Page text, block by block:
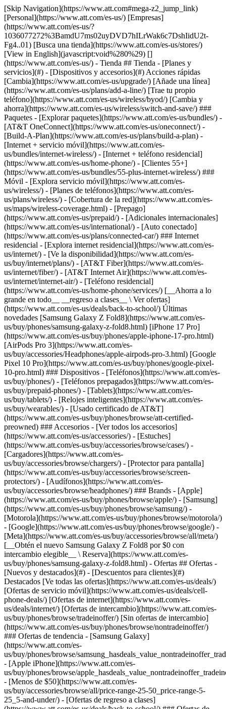
[Skip Navigation](https://www.att.com#mega-z2_jump_link) [Personal](https://www.att.com/es-us/) [Empresas](https://www.att.com/es-us/?1036077272%3BamdU7ms02uyDVD7hILrWak6c7DshIidU2t-Fg4..01) [Busca una tienda](https://www.att.com/es-us/stores/) [View in English](javascript:void%280%29) [](https://www.att.com/es-us/) - Tienda ## Tienda - [Planes y servicios](#) - [Dispositivos y accesorios](#) Acciones rápidas [Cambia](https://www.att.com/es-us/upgrade/) [Añade una línea](https://www.att.com/es-us/plans/add-a-line/) [Trae tu propio teléfono](https://www.att.com/es-us/wireless/byod/) [Cambia y ahorra](https://www.att.com/es-us/wireless/switch-and-save/) ### Paquetes - [Explorar paquetes](https://www.att.com/es-us/bundles/) - [AT&T OneConnect](https://www.att.com/es-us/oneconnect/) - [Build-A-Plan](https://www.att.com/es-us/plans/build-a-plan) - [Internet + servicio móvil](https://www.att.com/es-us/bundles/internet-wireless/) - [Internet + teléfono residencial](https://www.att.com/es-us/home-phone/) - [Clientes 55+](https://www.att.com/es-us/bundles/55-plus-internet-wireless/) ### Móvil - [Explora servicio móvil](https://www.att.com/es-us/wireless/) - [Planes de teléfonos](https://www.att.com/es-us/plans/wireless/) - [Cobertura de la red](https://www.att.com/es-us/maps/wireless-coverage.html) - [Prepago](https://www.att.com/es-us/prepaid/) - [Adicionales internacionales](https://www.att.com/es-us/international/) - [Auto conectado](https://www.att.com/es-us/plans/connected-car/) ### Internet residencial - [Explora internet residencial](https://www.att.com/es-us/internet/) - [Ve la disponibilidad](https://www.att.com/es-us/buy/internet/plans/) - [AT&T Fiber](https://www.att.com/es-us/internet/fiber/) - [AT&T Internet Air](https://www.att.com/es-us/internet/internet-air/) - [Teléfono residencial](https://www.att.com/es-us/home-phone/services/) [__Ahorra a lo grande en todo__ __regreso a clases__ \ Ver ofertas](https://www.att.com/es-us/deals/back-to-school/) Últimas novedades [Samsung Galaxy Z Fold8](https://www.att.com/es-us/buy/phones/samsung-galaxy-z-fold8.html) [iPhone 17 Pro](https://www.att.com/es-us/buy/phones/apple-iphone-17-pro.html) [AirPods Pro 3](https://www.att.com/es-us/buy/accessories/Headphones/apple-airpods-pro-3.html) [Google Pixel 10 Pro](https://www.att.com/es-us/buy/phones/google-pixel-10-pro.html) ### Dispositivos - [Teléfonos](https://www.att.com/es-us/buy/phones/) - [Teléfonos prepagados](https://www.att.com/es-us/buy/prepaid-phones/) - [Tablets](https://www.att.com/es-us/buy/tablets/) - [Relojes inteligentes](https://www.att.com/es-us/buy/wearables/) - [Usado certificado de AT&T](https://www.att.com/es-us/buy/phones/browse/att-certified-preowned) ### Accesorios - [Ver todos los accesorios](https://www.att.com/es-us/accessories/) - [Estuches](https://www.att.com/es-us/buy/accessories/browse/cases/) - [Cargadores](https://www.att.com/es-us/buy/accessories/browse/chargers/) - [Protector para pantalla](https://www.att.com/es-us/buy/accessories/browse/screen-protectors/) - [Audífonos](https://www.att.com/es-us/buy/accessories/browse/headphones/) ### Brands - [Apple](https://www.att.com/es-us/buy/phones/browse/apple/) - [Samsung](https://www.att.com/es-us/buy/phones/browse/samsung/) - [Motorola](https://www.att.com/es-us/buy/phones/browse/motorola/) - [Google](https://www.att.com/es-us/buy/phones/browse/google/) - [Meta](https://www.att.com/es-us/buy/accessories/browse/all/meta/) [__Obtén el nuevo Samsung Galaxy Z Fold8 por $0 con intercambio elegible__ \ Reserva](https://www.att.com/es-us/buy/phones/samsung-galaxy-z-fold8.html) - Ofertas ## Ofertas - [Nuevos y destacados](#) - [Descuentos para clientes](#) Destacados [Ve todas las ofertas](https://www.att.com/es-us/deals/) [Ofertas de servicio móvil](https://www.att.com/es-us/deals/cell-phone-deals/) [Ofertas de internet](https://www.att.com/es-us/deals/internet/) [Ofertas de intercambio](https://www.att.com/es-us/buy/phones/browse/tradeinoffer/) [Sin ofertas de intercambio](https://www.att.com/es-us/buy/phones/browse/nontradeinoffer/) ### Ofertas de tendencia - [Samsung Galaxy](https://www.att.com/es-us/buy/phones/browse/samsung_hasdeals_value_nontradeinoffer_tradeinoffer/) - [Apple iPhone](https://www.att.com/es-us/buy/phones/browse/apple_hasdeals_value_nontradeinoffer_tradeinoffer/) - [Menos de $50](https://www.att.com/es-us/buy/accessories/browse/all/price-range-25-50_price-range-5-25_5-and-under/) - [Ofertas de regreso a clases](https://www.att.com/es-us/deals/back-to-school/) ### Ofertas de dispositivos y accesorios - [Teléfonos](https://www.att.com/es-us/buy/phones/browse/hasdeals_value_nontradeinoffer_tradeinoffer/) - [Teléfonos prepagados](https://www.att.com/es-us/buy/prepaid-phones/browse/hasdeals/) - [Tablets](https://www.att.com/es-us/buy/tablets/browse/hasdeals_nontradeinoffer/) - [Relojes inteligentes](https://www.att.com/es-us/buy/wearables/browse/hasdeals_nontradeinoffer/) - [Ofertas de accesorios](https://www.att.com/es-us/buy/accessories/browse/all/deals/) ### Suscripciones - [AT&T OneConnect](https://www.att.com/es-us/oneconnect/) [__Cámbiate a AT&T y averigua cómo obtener hasta $800 por línea para terminar tu contrato__ \ Compra ahora](https://www.att.com/es-us/buy/phones/) ### Descuentos por ocupación - [Empleados de empresas](https://www.att.com/es-us/verification/signaturehub/#employment) - [Militares y veteranos](https://www.att.com/es-us/offers/discount-program/military-discount/) - [Maestros](https://www.att.com/es-us/offers/discount-program/teacher/) - [Enfermeros y médicos](https://www.att.com/es-us/verification/signaturehub/#medical) - [Personal de emergencias activo](https://www.att.com/es-us/firstnetandfamily/) ### Descuentos por afiliación - [Clientes 55+](https://www.att.com/es-us/verification/signaturehub/#age) - [Personal retirado del servicio de emergencia](https://www.att.com/es-us/offers/discount-program/retired-responders/) - [Trabajadores de sindicatos](https://www.att.com/es-us/offers/discount-program/union-discount/) - [Estudiantes](https://www.att.com/es-us/verification/signaturehub/#student) ### Ahorros para socios - [Descuento con tarjeta de crédito](https://www.att.com/es-us/?1036077272%3BamdU7ms02uyDVD7hIidU2t-FgOyvGkzT7uyJVm497PywgLdW2iYTVis9IZcUaO3.z1) - [Beneficios y más](https://andmorebenefits.att.com/root-discovery) [__Maestros: ahorra hasta $150 por línea y hasta un 20% en planes__ \ Obtén detalles](https://www.att.com/es-us/offers/discount-program/teacher/) - La diferencia de AT&T ## La diferencia de AT&T - [Nuestra ventaja competitiva](#) ### ¿Por qué elegirnos? - [Garantía AT&T](https://www.att.com/es-us/why-att/guarantee/) - [Por qué AT&T](https://www.att.com/es-us/why-att/) - [AT&T vs. T-Mobile y Verizon](https://www.att.com/es-us/wireless/switch-and-save/#compare-us) - [AT&T Fiber vs. Spectrum y Xfinity](https://www.att.com/es-us/internet/fiber/#compare-us) - [Prueba AT&T gratis](https://www.att.com/es-us/wireless/free-trial/) - [Cambia y ahorra](https://www.att.com/es-us/wireless/switch-and-save/) ### Cobertura excepcional - [Mapa de cobertura 5G](https://www.att.com/es-us/maps/wireless-coverage.html) - [Mapa de cobertura de fibra óptica](https://www.att.com/es-us/internet/fiber/coverage-map/) [__La mejor garantía de Estados Unidos__ \ Obtén detalles](https://www.att.com/es-us/why-att/guarantee/) - Ayuda ## Ayuda - [Factura y cuenta](#) - [Móvil](#) - [Internet](#) Acciones rápidas [Ve toda la ayuda](https://www.att.com/es-us/support/) [Ver mi cuenta](https://www.att.com/es-us/acctmgmt/overview) [Centro de pagos](https://www.att.com/es-us/acctmgmt/mypaymentcenter) [Centro de facturación](https://www.att.com/es-us/acctmgmt/billing/mybillingcenter) ### Factura y pagos - [Comprende tu factura](https://www.att.com/es-us/support/my-account/understand-your-bill/) - [Averigua por qué tu factura cambió](https://www.att.com/es-us/support/article/my-account/KM1051879/) - [Configura y administra AutoPay](https://www.att.com/es-us/acctmgmt/mypaymentcenter?intent=MANAGEAUTOPAY) - [Ve las cuotas de los dispositivos](https://www.att.com/es-us/acctmgmt/payment/installmentplandetails) - [Pagar sin iniciar sesión](https://www.att.com/es-us/acctmgmt/fastpmt/fastpay) ### Cuenta - [Cambiar o restablecer contraseña](https://www.att.com/es-us/support/article/my-account/KM1008941/) - [Añade o elimina cuentas](https://www.att.com/es-us/support/article/my-account/KM1008925/) - [Traslada el servicio de internet](https://www.att.com/es-us/help/moving/) - [Ve tus pedidos y reclamaciones](https://www.att.com/es-us/orders/history) - [Más ayuda con la cuenta](https://www.att.com/es-us/support/my-account/) [__La mejor garantía de Estados Unidos__ \ Obtén detalles](https://www.att.com/es-us/why-att/guarantee/) Acciones rápidas [Administrar mi servicio móvil](https://www.att.com/es-us/acctmgmt/mywireless) [Rastrear mi pedido](https://www.att.com/es-us/orders/history) [Añade AT&T International Day Pass](https://www.att.com/es-us/acctmgmt/signin?intent=DEEPLINK&soc=IRRLHDF&level=CAT&source=ILC242589969&wtExtndSource=Megamenu) ### Mi dispositivo - [Verificar mi uso](https://www.att.com/es-us/acctmgmt/usage/mysummary) - [Administra complementos](https://www.att.com/es-us/acctmgmt/wireless/manage-addon) - [Cambiar mi plan](https://www.att.com/es-us/acctmgmt/mywireless/manageplan/) - [Añade una línea](https://www.att.com/es-us/buy/postpaid/?wlsfi=AL) - [Consultar los requisitos de cambio](https://www.att.com/es-us/buy/postpaid/?wlsfi=up) - [Activa un dispositivo móvil](https://www.att.com/es-us/